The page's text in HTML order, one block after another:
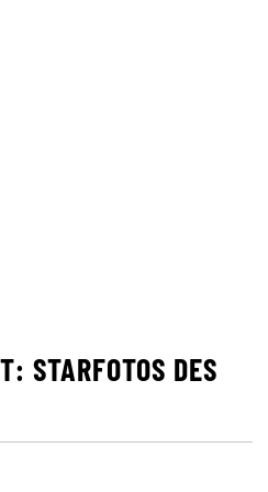
STARFOTOS DES